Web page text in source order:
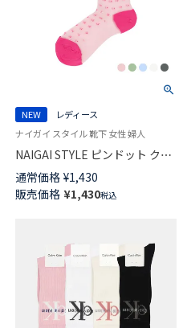
NEW
レディース
ナイガイ スタイル 靴下 女性 婦人
NAIGAI STYLE ピンドット クル
ー丈 レディース ソックス 日本
製 03097119
通常価格 ¥1,430
販売価格 ¥1,430税込